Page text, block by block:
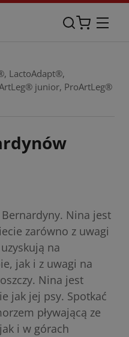
, LactoAdapt®,
junior, ProArtLeg®
Nina jest
zarówno z uwagi
na
jak i z uwagi na
Nina jest
jak jej psy. Spotkać
pływającą ze
i w górach